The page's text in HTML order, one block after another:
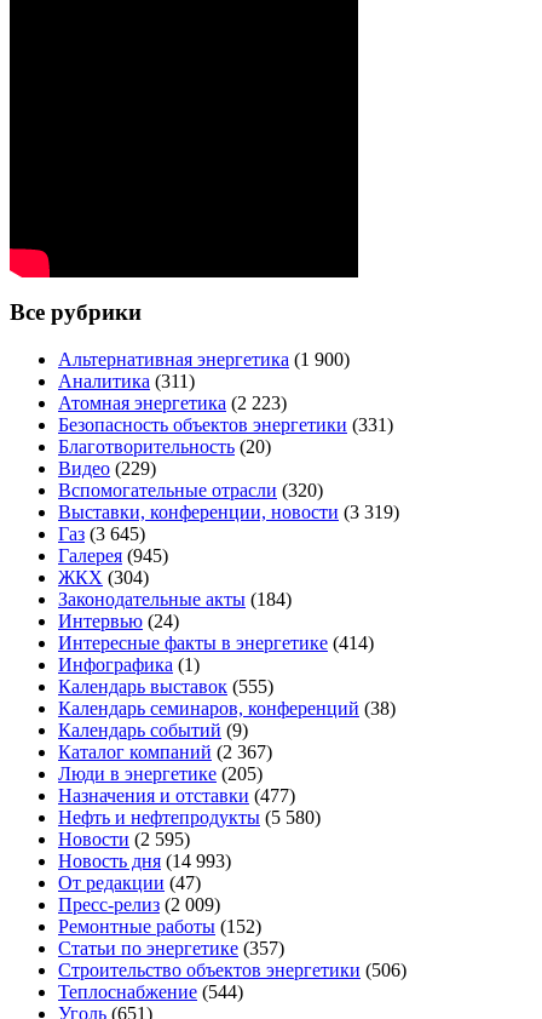
Все рубрики
Альтернативная энергетика (1 900)
Аналитика (311)
Атомная энергетика (2 223)
Безопасность объектов энергетики (331)
Благотворительность (20)
Видео (229)
Вспомогательные отрасли (320)
Выставки, конференции, новости (3 319)
Газ (3 645)
Галерея (945)
ЖКХ (304)
Законодательные акты (184)
Интервью (24)
Интересные факты в энергетике (414)
Инфографика (1)
Календарь выставок (555)
Календарь семинаров, конференций (38)
Календарь событий (9)
Каталог компаний (2 367)
Люди в энергетике (205)
Назначения и отставки (477)
Нефть и нефтепродукты (5 580)
Новости (2 595)
Новость дня (14 993)
От редакции (47)
Пресс-релиз (2 009)
Ремонтные работы (152)
Статьи по энергетике (357)
Строительство объектов энергетики (506)
Теплоснабжение (544)
Уголь (651)